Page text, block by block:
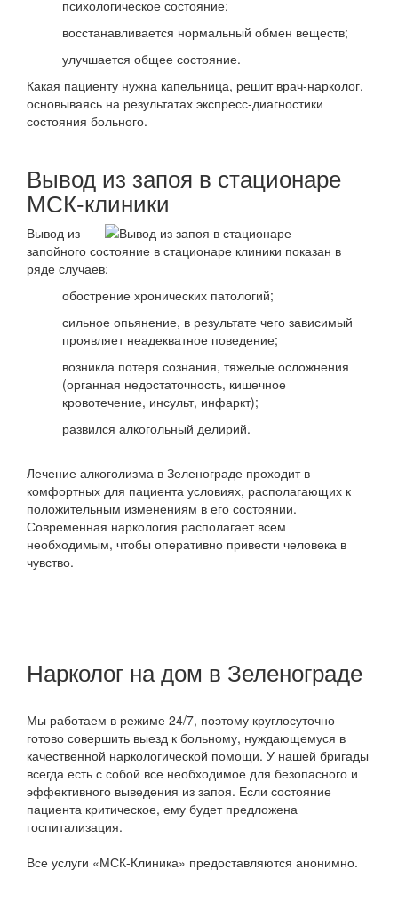
психологическое состояние;
восстанавливается нормальный обмен веществ;
улучшается общее состояние.
Какая пациенту нужна капельница, решит врач-нарколог,
основываясь на результатах экспресс-диагностики
состояния больного.
Вывод из запоя в стационаре
МСК-клиники
Вывод из
запойного состояние в стационаре клиники показан в
ряде случаев:
обострение хронических патологий;
сильное опьянение, в результате чего зависимый
проявляет неадекватное поведение;
возникла потеря сознания, тяжелые осложнения
(органная недостаточность, кишечное
кровотечение, инсульт, инфаркт);
развился алкогольный делирий.
Лечение алкоголизма в Зеленограде проходит в
комфортных для пациента условиях, располагающих к
положительным изменениям в его состоянии.
Современная наркология располагает всем
необходимым, чтобы оперативно привести человека в
чувство.
Нарколог на дом в Зеленограде
Мы работаем в режиме 24/7, поэтому круглосуточно
готово совершить выезд к больному, нуждающемуся в
качественной наркологической помощи. У нашей бригады
всегда есть с собой все необходимое для безопасного и
эффективного выведения из запоя. Если состояние
пациента критическое, ему будет предложена
госпитализация.
Все услуги «МСК-Клиника» предоставляются анонимно.